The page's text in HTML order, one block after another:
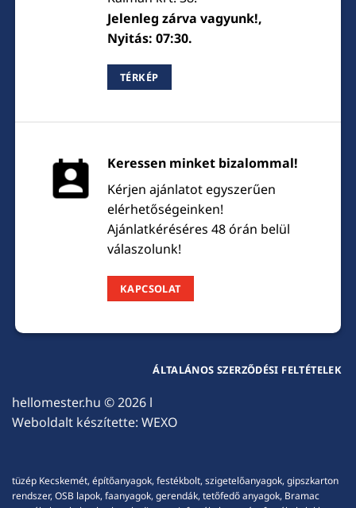
Jelenleg zárva vagyunk!,
Nyitás: 07:30.
TÉRKÉP
Keressen minket bizalommal!
Kérjen ajánlatot egyszerűen
elérhetőségeinken!
Ajánlatkéréséres 48 órán belül
válaszolunk!
KAPCSOLAT
hellomester.hu © 2026 l
Weboldalt készítette: WEXO
ÁLTALÁNOS SZERZŐDÉSI FELTÉTELEK
tüzép Kecskemét, építőanyagok, festékbolt, szigetelőanyagok, gipszkarton
rendszer, OSB lapok, faanyagok, gerendák, tetőfedő anyagok, Bramac